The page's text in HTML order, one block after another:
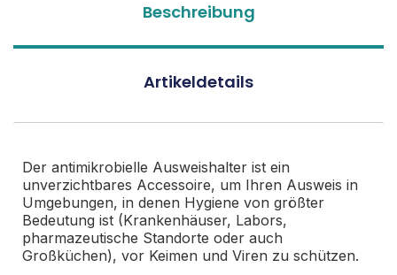
Beschreibung
Artikeldetails
Der antimikrobielle Ausweishalter ist ein
unverzichtbares Accessoire, um Ihren Ausweis in
Umgebungen, in denen Hygiene von größter
Bedeutung ist (Krankenhäuser, Labors,
pharmazeutische Standorte oder auch
Großküchen), vor Keimen und Viren zu schützen.